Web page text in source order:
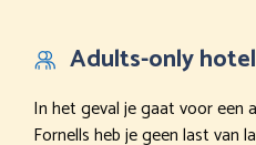
Adults-only
In het geval je gaat voor een
Fornells heb je geen last van